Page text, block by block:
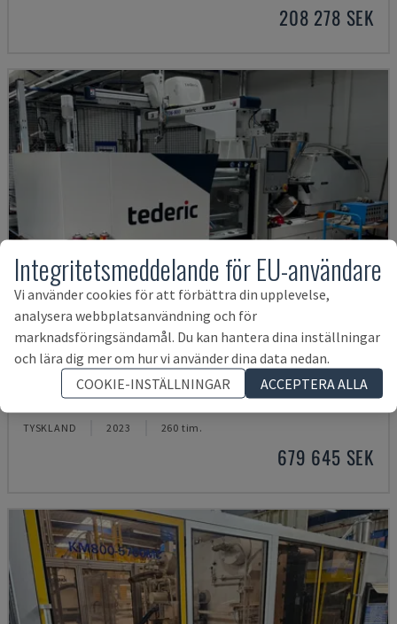
208 278 SEK
NEO.E55/E110H
TYSKLAND 2023 260 tim.
679 645 SEK
Integritetsmeddelande för EU-användare
Vi använder cookies för att förbättra din upplevelse,
analysera webbplatsanvändning och för
marknadsföringsändamål. Du kan hantera dina inställningar
och lära dig mer om hur vi använder dina data nedan.
COOKIE-INSTÄLLNINGAR
ACCEPTERA ALLA